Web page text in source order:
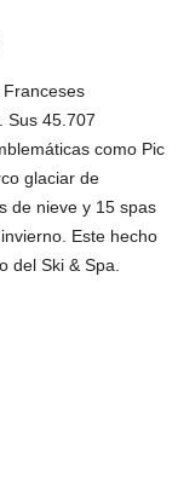
Sus 45.707
como Pic
glaciar de
de nieve y 15 spas
Este hecho
del Ski & Spa.